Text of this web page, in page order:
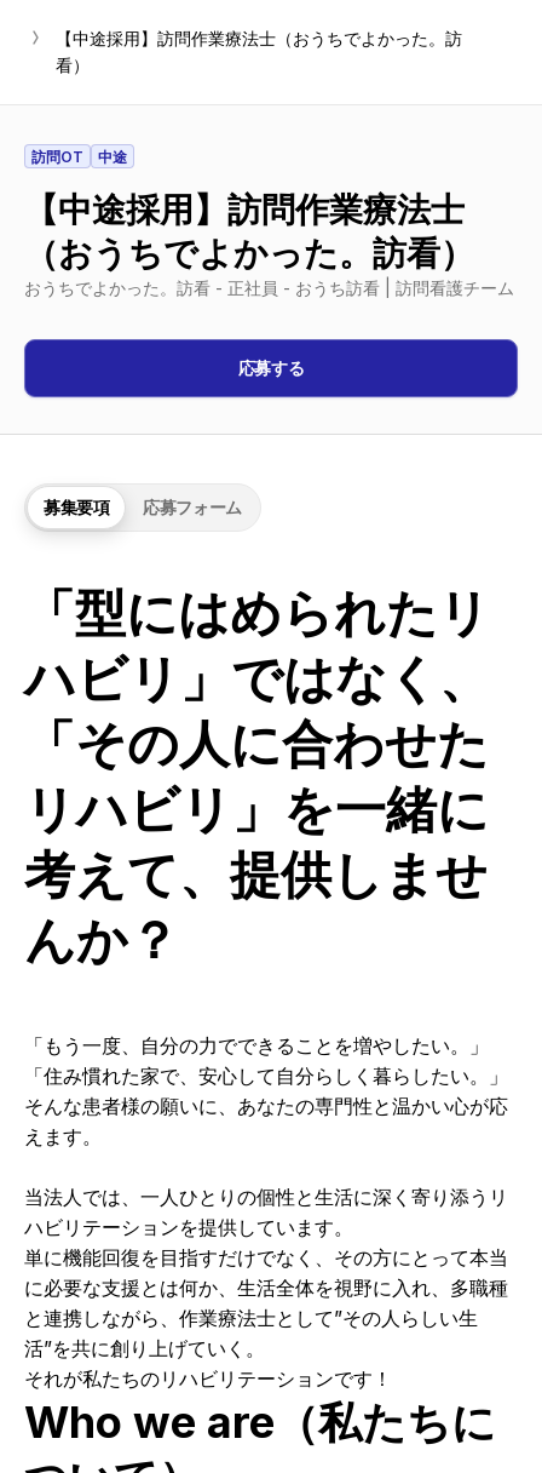
chevron_right-s
【中途採用】訪問作業療法士（おうちでよかった。訪
看）
訪問OT 中途
【中途採用】訪問作業療法士
（おうちでよかった。訪看）
おうちでよかった。訪看 - 正社員 - おうち訪看 | 訪問看護チーム
応募する
募集要項 応募フォーム
「型にはめられたリ
ハビリ」ではなく、
「その人に合わせた
リハビリ」を一緒に
考えて、提供しませ
んか？
「もう一度、自分の力でできることを増やしたい。」
「住み慣れた家で、安心して自分らしく暮らしたい。」
そんな患者様の願いに、あなたの専門性と温かい心が応
えます。
当法人では、一人ひとりの個性と生活に深く寄り添うリ
ハビリテーションを提供しています。
単に機能回復を目指すだけでなく、その方にとって本当
に必要な支援とは何か、生活全体を視野に入れ、多職種
と連携しながら、作業療法士として”その人らしい生
活”を共に創り上げていく。
それが私たちのリハビリテーションです！
Who we are（私たちに